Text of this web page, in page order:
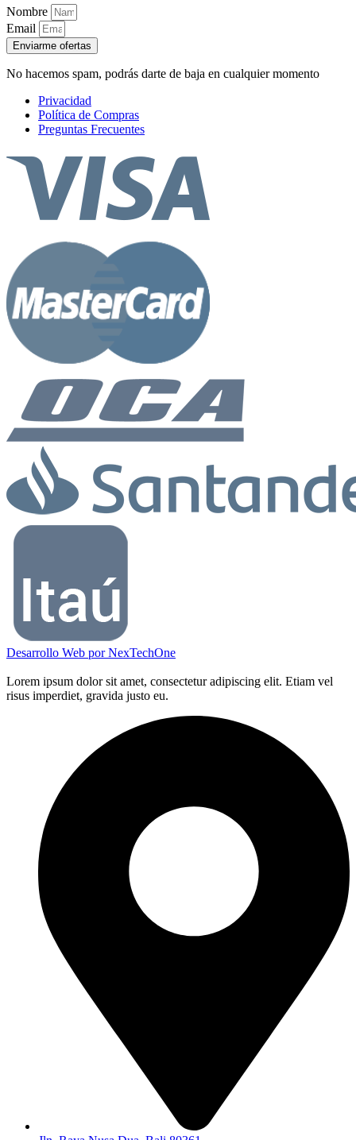
Nombre
Email
Enviarme ofertas
No hacemos spam, podrás darte de baja en cualquier momento
Privacidad
Política de Compras
Preguntas Frecuentes
Desarrollo Web porNexTechOne
Lorem ipsum dolor sit amet, consectetur adipiscing elit. Etiam vel
risus imperdiet, gravida justo eu.